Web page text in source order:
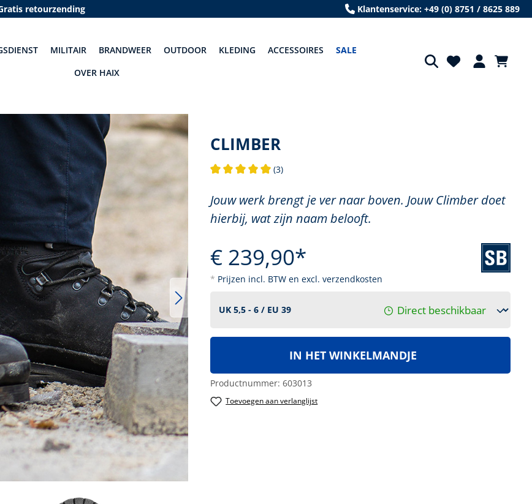
retourzending Klantenservice: +49 (0) 8751 / 8625 889
MILITAIR BRANDWEER OUTDOOR KLEDING ACCESSOIRES
SALE
OVER HAIX
CLIMBER
(3)
Jouw werk brengt je ver naar boven. Jouw Climber doet
hierbij, wat zijn naam belooft.
€ 239,90*
* Prijzen incl. BTW en excl. verzendkosten
Direct beschikbaar
IN HET WINKELMANDJE
Productnummer: 603013
Toevoegen aan verlanglijst